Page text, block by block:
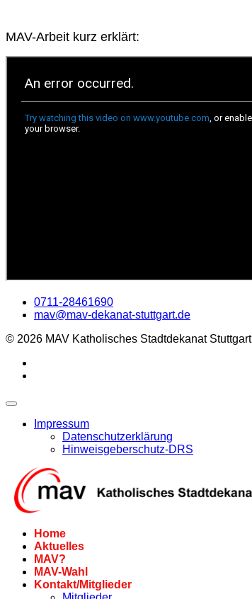
MAV-Arbeit kurz erklärt:
0711-28461690
mav@mav-dekanat-stuttgart.de
© 2026 MAV Katholisches Stadtdekanat Stuttgart
Impressum
Datenschutzerklärung
Hinweisgeberschutz-DRS
Home
Aktuelles
MAV?
MAV-Wahl
Kontakt/Mitglieder